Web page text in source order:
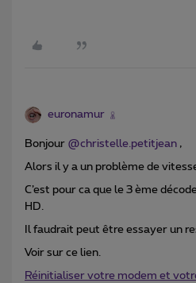
euronamur
Bonjour @christelle.petitjean ,
Alors il y a un problème de
C’est pour ca que le 3 ème
HD.
Il faudrait peut être essayer un
Voir sur ce lien.
Réinitialiser votre modem et